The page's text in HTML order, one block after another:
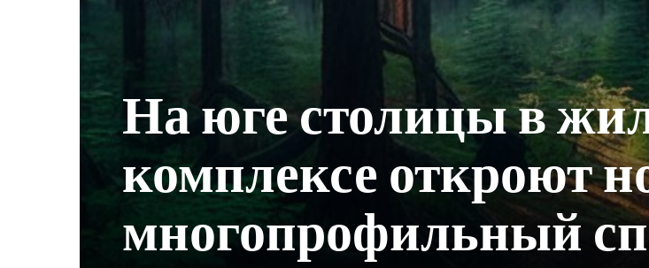
На юге столицы в
комплексе откроют
многопрофильный